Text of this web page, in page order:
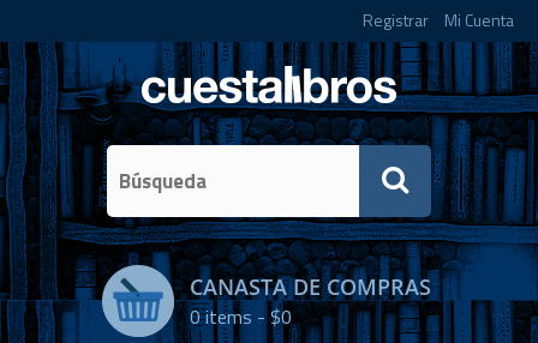
Registrar Mi Cuenta
CANASTA DE COMPRAS
0items -$0